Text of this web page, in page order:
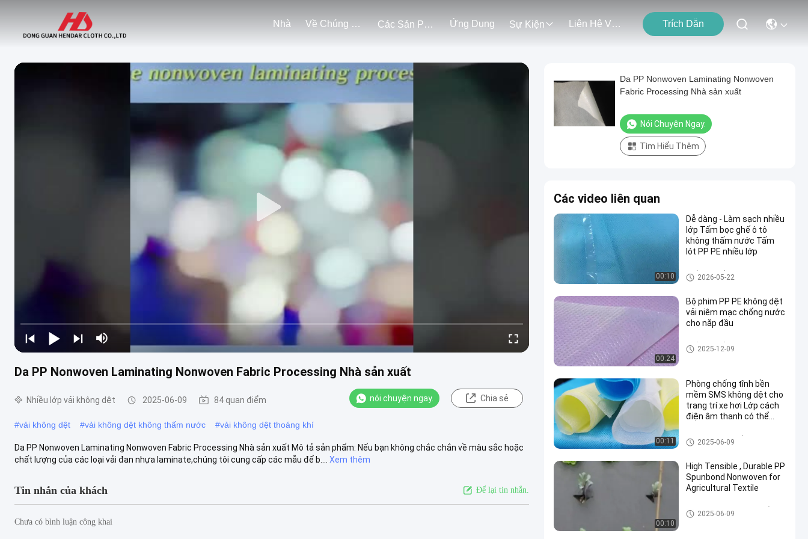
Nhà Về Chúng Tôi Các Sản Phẩm Ứng Dụng Sự Kiện Liên Hệ Với Chúng Tôi Trích Dẫn
Da PP Nonwoven Laminating Nonwoven Fabric Processing Nhà sản xuất
Nhiều lớp vải không dệt 2025-06-09 84 quan điểm nói chuyện ngay. Chia sẻ
#vải không dệt #vải không dệt không thấm nước #vải không dệt thoáng khí
Da PP Nonwoven Laminating Nonwoven Fabric Processing Nhà sản xuất Mô tả sản phẩm: Nếu bạn không chắc chắn về màu sắc hoặc
chất lượng của các loại vải đan nhựa laminate,chúng tôi cung cấp các mẫu để b....
Xem thêm
Tin nhắn của khách Để lại tin nhắn.
Chưa có bình luận công khai
Da PP Nonwoven Laminating Nonwoven
Fabric Processing Nhà sản xuất
Nói Chuyện Ngay.
Tìm Hiểu Thêm
Các video liên quan
00:10
Dễ dàng - Làm sạch nhiều
lớp Tấm bọc ghế ô tô
không thấm nước Tấm
lót PP PE nhiều lớp
Nhiều lớp vải không dệt
2026-05-22
00:24
Bộ phim PP PE không dệt
vải niêm mạc chống nước
cho nắp đầu
Nhiều lớp vải không dệt
2025-12-09
00:11
Phòng chống tĩnh bền
mềm SMS không dệt cho
trang trí xe hơi Lớp cách
điện âm thanh có thể
SMS không dệt vải
2025-06-09
00:10
High Tensible , Durable PP
Spunbond Nonwoven for
Agricultural Textile
Nông nghiệp không dệt vải
2025-06-09